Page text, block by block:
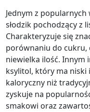
Jednym z
słodzik pochodzący z
Charakteryzuje się
porównaniu do cukru,
niewielka ilość. Innym
ksylitol, który ma niski
kaloryczny niż
zyskuje na
smakowi oraz